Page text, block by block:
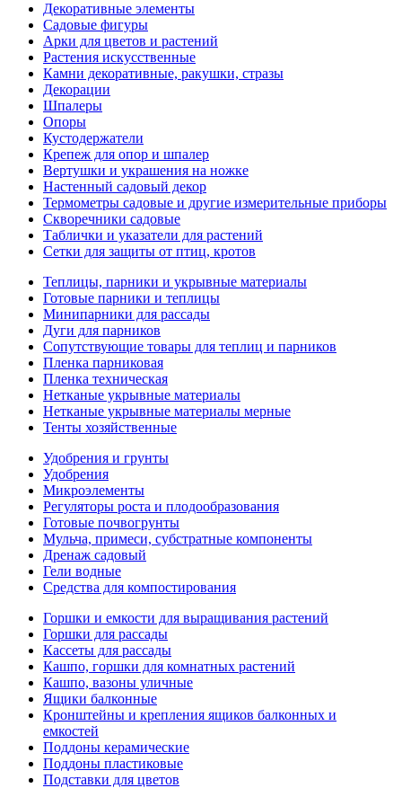
Декоративные элементы
Садовые фигуры
Арки для цветов и растений
Растения искусственные
Камни декоративные, ракушки, стразы
Декорации
Шпалеры
Опоры
Кустодержатели
Крепеж для опор и шпалер
Вертушки и украшения на ножке
Настенный садовый декор
Термометры садовые и другие измерительные приборы
Скворечники садовые
Таблички и указатели для растений
Сетки для защиты от птиц, кротов
Теплицы, парники и укрывные материалы
Готовые парники и теплицы
Минипарники для рассады
Дуги для парников
Сопутствующие товары для теплиц и парников
Пленка парниковая
Пленка техническая
Нетканые укрывные материалы
Нетканые укрывные материалы мерные
Тенты хозяйственные
Удобрения и грунты
Удобрения
Микроэлементы
Регуляторы роста и плодообразования
Готовые почвогрунты
Мульча, примеси, субстратные компоненты
Дренаж садовый
Гели водные
Средства для компостирования
Горшки и емкости для выращивания растений
Горшки для рассады
Кассеты для рассады
Кашпо, горшки для комнатных растений
Кашпо, вазоны уличные
Ящики балконные
Кронштейны и крепления ящиков балконных и
емкостей
Поддоны керамические
Поддоны пластиковые
Подставки для цветов